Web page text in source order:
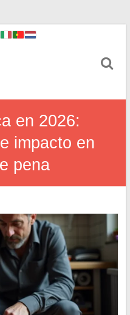
en 2026:
impacto en
pena